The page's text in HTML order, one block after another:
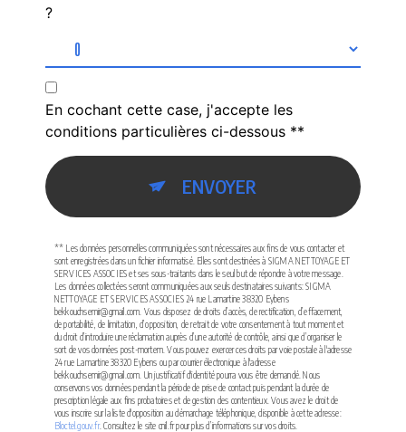
?
En cochant cette case, j'accepte les
conditions particulières ci-dessous **
ENVOYER
** Les données personnelles communiquées sont nécessaires aux fins de vous contacter et
sont enregistrées dans un fichier informatisé. Elles sont destinées à SIGMA NETTOYAGE ET
SERVICES ASSOCIES et ses sous-traitants dans le seul but de répondre à votre message.
Les données collectées seront communiquées aux seuls destinataires suivants: SIGMA
NETTOYAGE ET SERVICES ASSOCIES 24 rue Lamartine 38320 Eybens
bekkouchsemir@gmail.com. Vous disposez de droits d’accès, de rectification, d’effacement,
de portabilité, de limitation, d’opposition, de retrait de votre consentement à tout moment et
du droit d’introduire une réclamation auprès d’une autorité de contrôle, ainsi que d’organiser le
sort de vos données post-mortem. Vous pouvez exercer ces droits par voie postale à l'adresse
24 rue Lamartine 38320 Eybens ou par courrier électronique à l'adresse
bekkouchsemir@gmail.com. Un justificatif d'identité pourra vous être demandé. Nous
conservons vos données pendant la période de prise de contact puis pendant la durée de
prescription légale aux fins probatoires et de gestion des contentieux. Vous avez le droit de
vous inscrire sur la liste d'opposition au démarchage téléphonique, disponible à cette adresse:
Bloctel.gouv.fr. Consultez le site cnil.fr pour plus d’informations sur vos droits.